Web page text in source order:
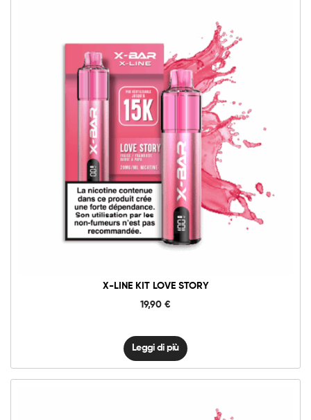
X-LINE KIT LOVE STORY
19,90 €
Leggi di più